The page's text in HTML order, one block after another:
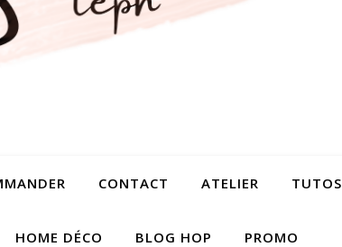
CONTACT ATELIER TUTOS
HOME DÉCO BLOG HOP PROMO